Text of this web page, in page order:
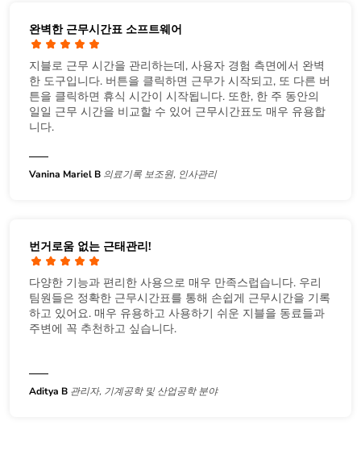
완벽한 근무시간표 소프트웨어
지블로 근무 시간을 관리하는데, 사용자 경험 측면에서 완벽
한 도구입니다. 버튼을 클릭하면 근무가 시작되고, 또 다른 버
튼을 클릭하면 휴식 시간이 시작됩니다. 또한, 한 주 동안의
일일 근무 시간을 비교할 수 있어 근무시간표도 매우 유용합
니다.
Vanina Mariel B 의료기록 보조원, 인사관리
번거로움 없는 근태관리!
다양한 기능과 편리한 사용으로 매우 만족스럽습니다. 우리
팀원들은 정확한 근무시간표를 통해 손쉽게 근무시간을 기록
하고 있어요. 매우 유용하고 사용하기 쉬운 지블을 동료들과
주변에 꼭 추천하고 싶습니다.
Aditya B 관리자, 기계공학 및 산업공학 분야